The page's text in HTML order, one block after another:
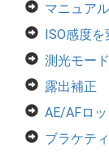
マニュア
ISO感度を
測光モー
露出補正
AE/AFロ
ブラケテ